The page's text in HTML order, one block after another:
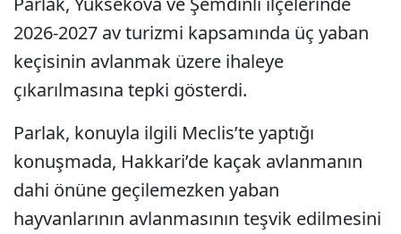
2026-2027 av turizmi kapsamında üç yaban
keçisinin avlanmak üzere ihaleye
çıkarılmasına tepki gösterdi.
Parlak, konuyla ilgili Meclis’te yaptığı
konuşmada, Hakkari’de kaçak avlanmanın
dahi önüne geçilemezken yaban
hayvanlarının avlanmasının teşvik edilmesini